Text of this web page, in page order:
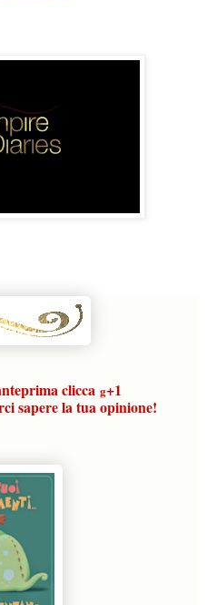
clicca g+1
sapere la tua opinione!